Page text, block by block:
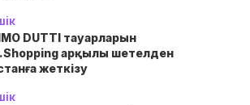
DUTTI тауарларын
арқылы шетелден
жеткізу